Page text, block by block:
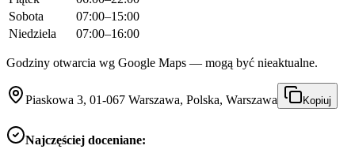
Sobota
07:00–15:00
Niedziela
07:00–16:00
Godziny otwarcia wg Google Maps — mogą być nieaktualne.
Piaskowa 3, 01-067 Warszawa, Polska, Warszawa Kopiuj
Najczęściej doceniane: